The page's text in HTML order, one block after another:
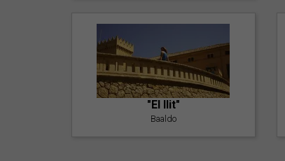
"El llit"
Baaldo